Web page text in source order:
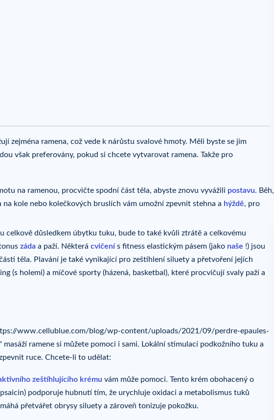
zejména ramena, což vede k nárůstu svalové hmoty. Měli byste se jim
však preferovány, pokud si chcete vytvarovat ramena. Takže pro
na ramenou, procvičte spodní část těla, abyste znovu vyvážili postavu. Běh,
na kole nebo kolečkových bruslích vám umožní zpevnit stehna a hýždě, pro
celkově důsledkem úbytku tuku, bude to také kvůli ztrátě a celkovému
záda a paží. Některá cvičení s fitness elastickým pásem (jako naše !) jsou
těla. Plavání je také vynikající pro zeštíhlení siluety a přetvoření jejích
(s holemi) a míčové sporty (házená, basketbal), které procvičují svaly paží a
www.cellublue.com/blog/wp-content/uploads/2021/09/perdre-epaules-
ramene si můžete pomoci i sami. Lokální stimulací podkožního tuku a
ruce. Chcete-li to udělat:
zeštíhlujícího krému vám může pomoci. Tento krém obohacený o
podporuje hubnutí tím, že urychluje oxidaci a metabolismus tuků
přetvářet obrysy siluety a zároveň tonizuje pokožku.